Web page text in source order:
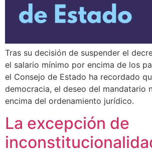
Tras su decisión de suspender el
el salario mínimo por encima de los
el Consejo de Estado ha recordado
democracia, el deseo del mandatario
encima del ordenamiento jurídico.
La excepción de